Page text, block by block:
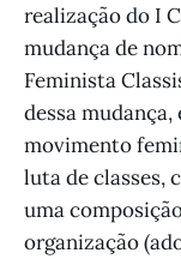
realização do I
mudança de
Feminista
dessa
movimento
luta de classes,
uma
organização